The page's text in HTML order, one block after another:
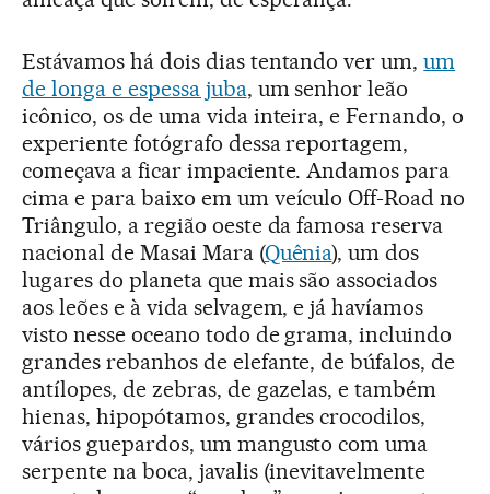
Estávamos há dois dias tentando ver um,um
de longa e espessa juba, um senhor leão
icônico, os de uma vida inteira, e Fernando, o
experiente fotógrafo dessa reportagem,
começava a ficar impaciente. Andamos para
cima e para baixo em um veículo Off-Road no
Triângulo, a região oeste da famosa reserva
nacional de Masai Mara (Quênia), um dos
lugares do planeta que mais são associados
aos leões e à vida selvagem, e já havíamos
visto nesse oceano todo de grama, incluindo
grandes rebanhos de elefante, de búfalos, de
antílopes, de zebras, de gazelas, e também
hienas, hipopótamos, grandes crocodilos,
vários guepardos, um mangusto com uma
serpente na boca, javalis (inevitavelmente